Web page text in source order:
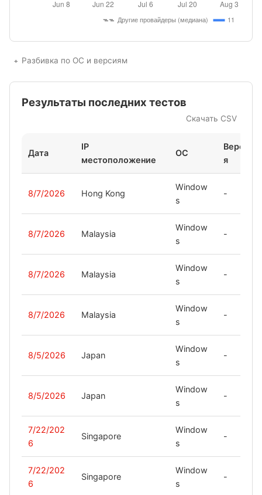
Разбивка по ОС и версиям
Результаты последних тестов
Скачать CSV
Дата
IP
местоположение
ОС
Верси
я
8/7/2026 Hong Kong
Window
s
-
8/7/2026 Malaysia
Window
s
-
8/7/2026 Malaysia
Window
s
-
8/7/2026 Malaysia
Window
s
-
8/5/2026 Japan
Window
s
-
8/5/2026 Japan
Window
s
-
7/22/202
6
Singapore
Window
s
-
7/22/202
6
Singapore
Window
s
-